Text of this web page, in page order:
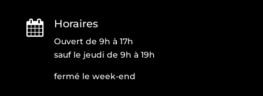
 Horaires
Ouvert de 9h à 17h
sauf le jeudi de 9h à 19h
fermé le week-end